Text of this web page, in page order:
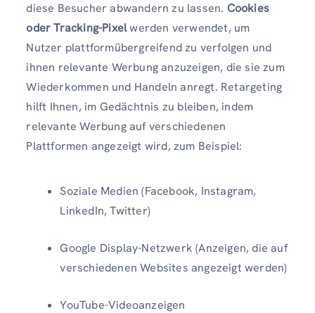
diese Besucher abwandern zu lassen. Cookies
oder Tracking-Pixelwerden verwendet, um
Nutzer plattformübergreifend zu verfolgen und
ihnen relevante Werbung anzuzeigen, die sie zum
Wiederkommen und Handeln anregt. Retargeting
hilft Ihnen, im Gedächtnis zu bleiben, indem
relevante Werbung auf verschiedenen
Plattformen angezeigt wird, zum Beispiel:
Soziale Medien (Facebook, Instagram,
LinkedIn, Twitter)
Google Display-Netzwerk (Anzeigen, die auf
verschiedenen Websites angezeigt werden)
YouTube-Videoanzeigen